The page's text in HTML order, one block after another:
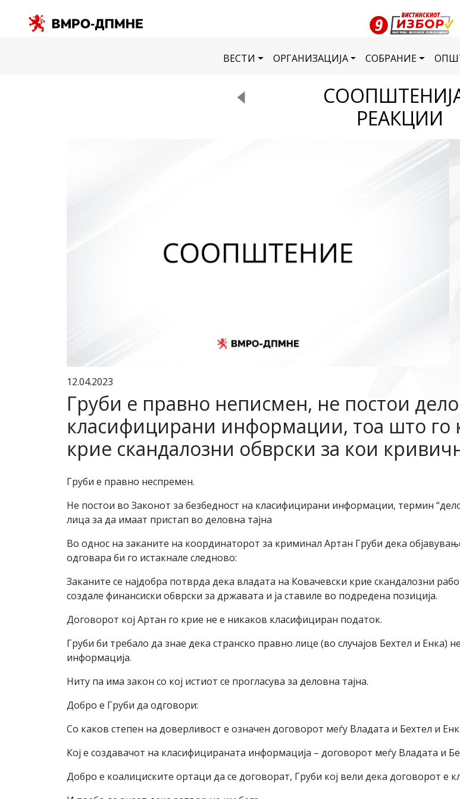
ВЕСТИ ОРГАНИЗАЦИЈА СОБРАНИЕ
РЕАКЦИИ
12.04.2023
Груби е правно неписмен, не постои
класифицирани информации, тоа што го
крие скандалозни обврски за кои
Груби е правно неспремен.
Не постои во Законот за безбедност на класифицирани информации, термин
лица за да имаат пристап во деловна тајна
Во однос на заканите на координаторот за криминал Артан Груби дека
одговара би го истакнале следново:
Заканите се најдобра потврда дека владата на Ковачевски крие скандалозни
создале финансиски обврски за државата и ја ставиле во подредена позиција.
Договорот кој Артан го крие не е никаков класифициран податок.
Груби би требало да знае дека странско правно лице (во случајов Бехтел и Енка)
информација.
Ниту па има закон со кој истиот се прогласува за деловна тајна.
Добро е Груби да одговори:
Со каков степен на доверливост е означен договорот меѓу Владата и Бехтел и
Кој е создавачот на класифицираната информација – договорот меѓу Владата и
Добро е коалициските ортаци да се договорат, Груби кој вели дека договорот е